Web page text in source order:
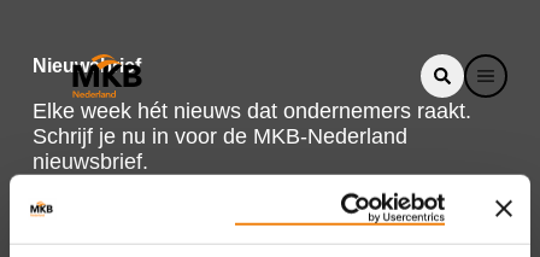
Nieuwsbrief
Elke week hét nieuws dat ondernemers raakt.
Schrijf je nu in voor de MKB-Nederland
nieuwsbrief.